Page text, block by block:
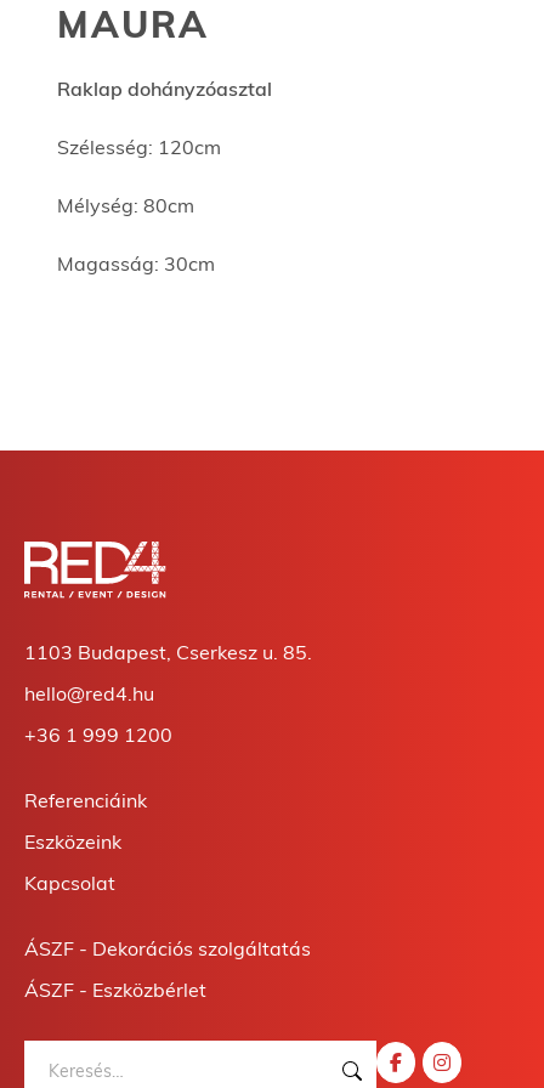
MAURA
Raklap dohányzóasztal
Szélesség: 120cm
Mélység: 80cm
Magasság: 30cm
1103 Budapest, Cserkesz u. 85.
hello@red4.hu
+36 1 999 1200
Referenciáink
Eszközeink
Kapcsolat
ÁSZF - Dekorációs szolgáltatás
ÁSZF - Eszközbérlet